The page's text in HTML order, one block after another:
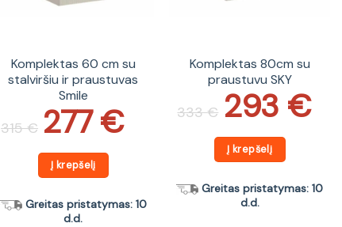
Komplektas 60 cm su
stalviršiu ir praustuvas
Smile
315€
price
was: 277€
Current
price
is:
Į krepšelį
Greitas pristatymas: 10
d.d.
Komplektas 80cm su
praustuvu SKY
333€
price
was: 293 €
price
is:
Į krepšelį
Greitas pristatymas: 10
d.d.